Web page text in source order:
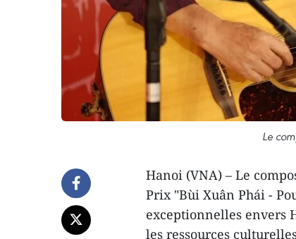
Le
Hanoi (VNA) – Le
Prix "Bùi Xuân Phái -
exceptionnelles envers
les ressources